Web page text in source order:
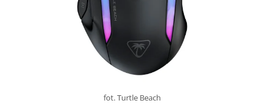
fot. Turtle Beach